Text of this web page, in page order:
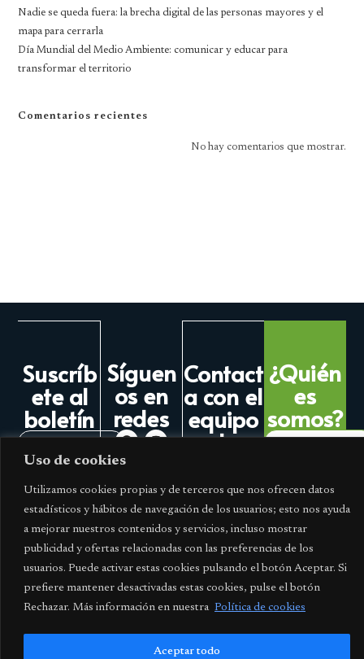
Uso de cookies
Utilizamos cookies propias y de terceros que nos ofrecen datos
estadísticos y hábitos de navegación de los usuarios; esto nos ayuda
a mejorar nuestros contenidos y servicios, incluso mostrar
publicidad y ofertas relacionadas con las preferencias de los
usuarios. Puede activar estas cookies pulsando el botón Aceptar. Si
prefiere mantener desactivadas estas cookies, pulse el botón
Rechazar. Más información en nuestra Política de cookies
Aceptar todo
Nadie se queda fuera: la brecha digital de las personas mayores y el
mapa para cerrarla
Día Mundial del Medio Ambiente: comunicar y educar para
transformar el territorio
Comentarios recientes
No hay comentarios que mostrar.
Suscríb
ete al
boletín
suscribirme!
Síguen
os en
redes
Contact
a con el
equipo
de
Contacta
¿Quién
es
somos?